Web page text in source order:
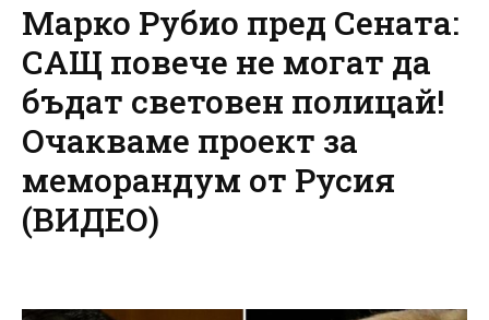
Марко Рубио пред Сената:
САЩ повече не могат да
бъдат световен полицай!
Очакваме проект за
меморандум от Русия
(ВИДЕО)